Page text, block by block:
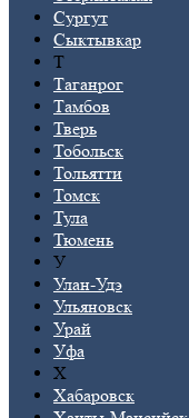
Сургут
Сыктывкар
Т
Таганрог
Тамбов
Тверь
Тобольск
Тольятти
Томск
Тула
Тюмень
У
Улан-Удэ
Ульяновск
Урай
Уфа
Х
Хабаровск